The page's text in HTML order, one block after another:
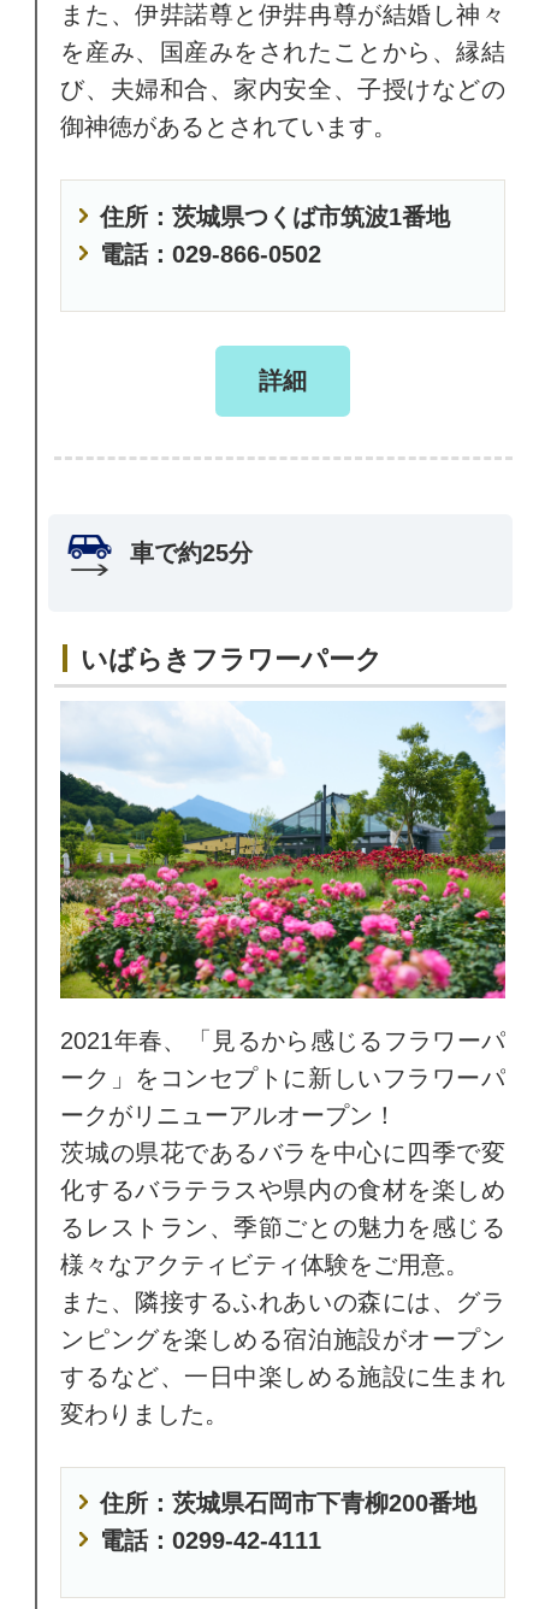
また、伊弉諾尊と伊弉冉尊が結婚し神々
を産み、国産みをされたことから、縁結
び、夫婦和合、家内安全、子授けなどの
御神徳があるとされています。
住所：茨城県つくば市筑波1番地
電話：029-866-0502
詳細
車で約25分
いばらきフラワーパーク
2021年春、「見るから感じるフラワーパ
ーク」をコンセプトに新しいフラワーパ
ークがリニューアルオープン！
茨城の県花であるバラを中心に四季で変
化するバラテラスや県内の食材を楽しめ
るレストラン、季節ごとの魅力を感じる
様々なアクティビティ体験をご用意。
また、隣接するふれあいの森には、グラ
ンピングを楽しめる宿泊施設がオープン
するなど、一日中楽しめる施設に生まれ
変わりました。
住所：茨城県石岡市下青柳200番地
電話：0299-42-4111